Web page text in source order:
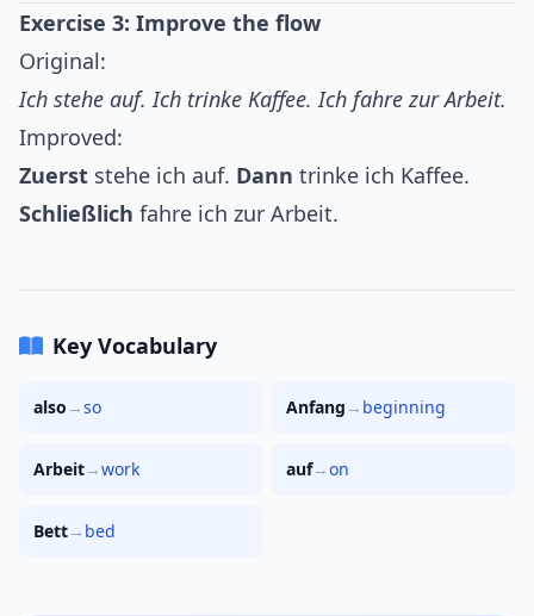
Exercise 3: Improve the flow
Original:
Ich stehe auf. Ich trinke Kaffee. Ich fahre zur Arbeit.
Improved:
Zuerst stehe ich auf. Dann trinke ich Kaffee.
Schließlich fahre ich zur Arbeit.
Key Vocabulary
also →so Anfang → beginning
Arbeit→work auf→on
Bett→ bed